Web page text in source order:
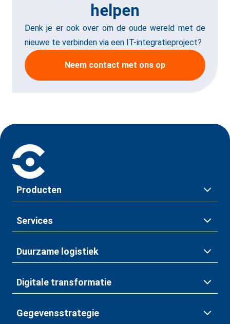
helpen
Denk je er ook over om de oude wereld met de
nieuwe te verbinden via een IT-integratieproject?
Neem contact met ons op
Producten
Services
Duurzame logistiek
Digitale transformatie
Gegevensstrategie